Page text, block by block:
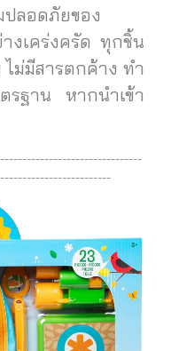
ลอดภัยของ
งเคร่งครัด ทุกชิ้น
ม่มีสารตกค้าง ทำ
รฐาน หากนำเข้า